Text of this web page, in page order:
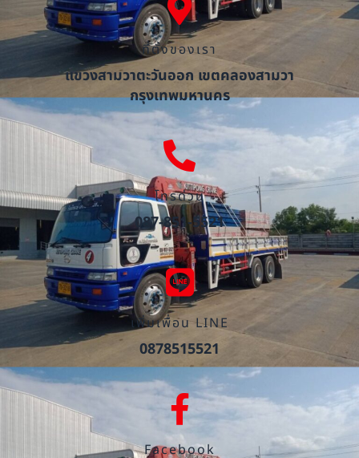
ที่ตั้งของเรา
แขวงสามวาตะวันออก เขตคลองสามวา
กรุงเทพมหานคร
โทรด่วน
087-851-5521
เพิ่มเพื่อน LINE
0878515521
Facebook